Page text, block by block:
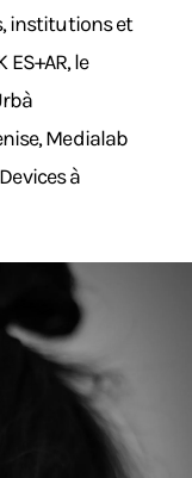
institutions et
le
Medialab
à